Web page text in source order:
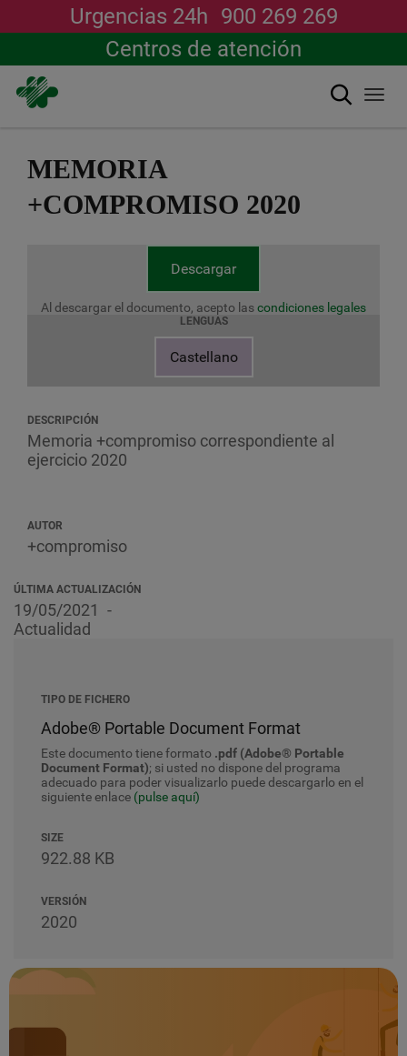
contenido
Urgencias 24h 900 269 269
Centros de atención
Buscar
MEMORIA
+COMPROMISO 2020
Descargar
Al descargar el documento, acepto lascondiciones legales
LENGUAS
Castellano
DESCRIPCIÓN
Memoria +compromiso correspondiente al
ejercicio 2020
AUTOR
+compromiso
ÚLTIMA ACTUALIZACIÓN
19/05/2021
Actualidad
TIPO DE FICHERO
Adobe® Portable Document Format
Este documento tiene formato .pdf (Adobe® Portable
Document Format); si usted no dispone del programa
adecuado para poder visualizarlo puede descargarlo en el
siguiente enlace (pulse aquí)
SIZE
922.88 KB
VERSIÓN
2020